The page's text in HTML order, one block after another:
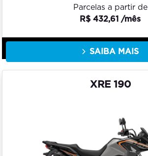
Parcelas a partir de
R$ 432,61 /mês
SAIBA MAIS
XRE 190